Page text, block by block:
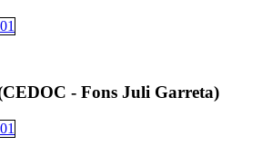
- Fons Juli Garreta)